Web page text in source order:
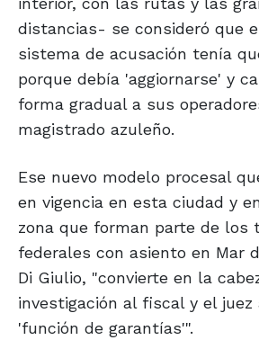
distancias- se consideró que
sistema de acusación tenía
porque debía 'aggiornarse' y
forma gradual a sus
magistrado azuleño.
Ese nuevo modelo procesal
en vigencia en esta ciudad y
zona que forman parte de los
federales con asiento en Mar
Di Giulio, "convierte en la
investigación al fiscal y el juez
'función de garantías'".